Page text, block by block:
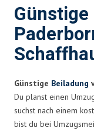
Günstige Beiladung
Du planst einen
suchst nach einem
bist du bei